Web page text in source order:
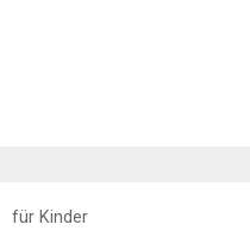
für Kinder